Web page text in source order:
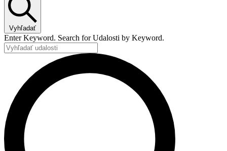
Vyhľadať
Enter Keyword. Search for Udalosti by Keyword.